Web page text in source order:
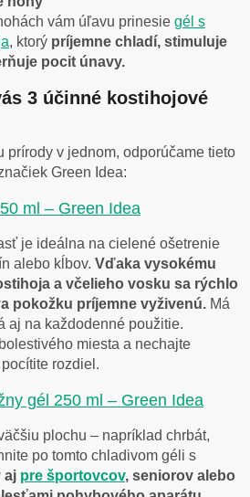
vám úľavu prinesie gél s
, ktorý príjemne chladí, stimuluje
pocit únavy.
3 účinné kostihojové
prírody v jednom, odporúčame tieto
Green Idea:
ml – Green Idea
je ideálna na cielené ošetrenie
alebo kĺbov. Vďaka vysokému
a včelieho vosku sa rýchlo
pokožku príjemne vyživenú. Má
aj na každodenné použitie.
miesta a nechajte
rozdiel.
gél 250 ml – Green Idea
plochu – napríklad chrbát,
po tomto chladivom géli s
aj pre športovcov, seniorov alebo